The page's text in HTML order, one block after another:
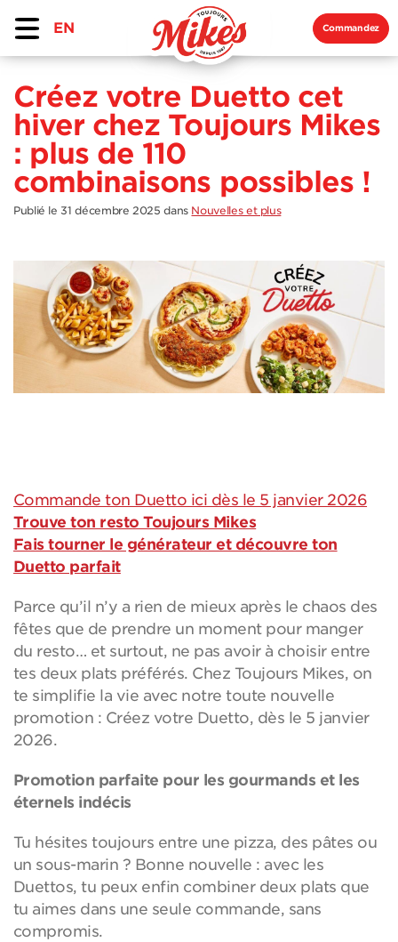
EN Commandez
Créez votre Duetto cet
hiver chez Toujours Mikes
: plus de 110
combinaisons possibles !
Publié le 31 décembre 2025 dans Nouvelles et plus
Commande ton Duetto ici dès le 5 janvier 2026
Trouve ton resto Toujours Mikes
Fais tourner le générateur et découvre ton
Duetto parfait
Parce qu’il n’y a rien de mieux après le chaos des
fêtes que de prendre un moment pour manger
du resto… et surtout, ne pas avoir à choisir entre
tes deux plats préférés. Chez Toujours Mikes, on
te simplifie la vie avec notre toute nouvelle
promotion : Créez votre Duetto, dès le 5 janvier
2026.
Promotion parfaite pour les gourmands et les
éternels indécis
Tu hésites toujours entre une pizza, des pâtes ou
un sous-marin ? Bonne nouvelle : avec les
Duettos, tu peux enfin combiner deux plats que
tu aimes dans une seule commande, sans
compromis.